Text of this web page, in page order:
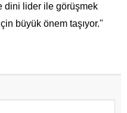
dini lider ile görüşmek
büyük önem taşıyor."